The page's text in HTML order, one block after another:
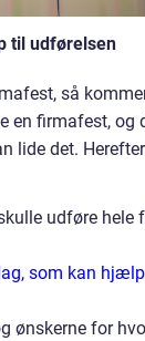
til udførelsen
så
en firmafest,
lide det.
udføre
som kan
ønskerne for